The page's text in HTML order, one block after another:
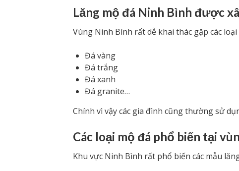
Lăng mộ đá Ninh Bình được
Vùng Ninh Bình rất dễ khai thác gặp các
Đá vàng
Đá trắng
Đá xanh
Đá granite…
Chính vì vậy các gia đình cũng thường sử
Các loại mộ đá phổ biến tại
Khu vực Ninh Bình rất phổ biến các mẫu